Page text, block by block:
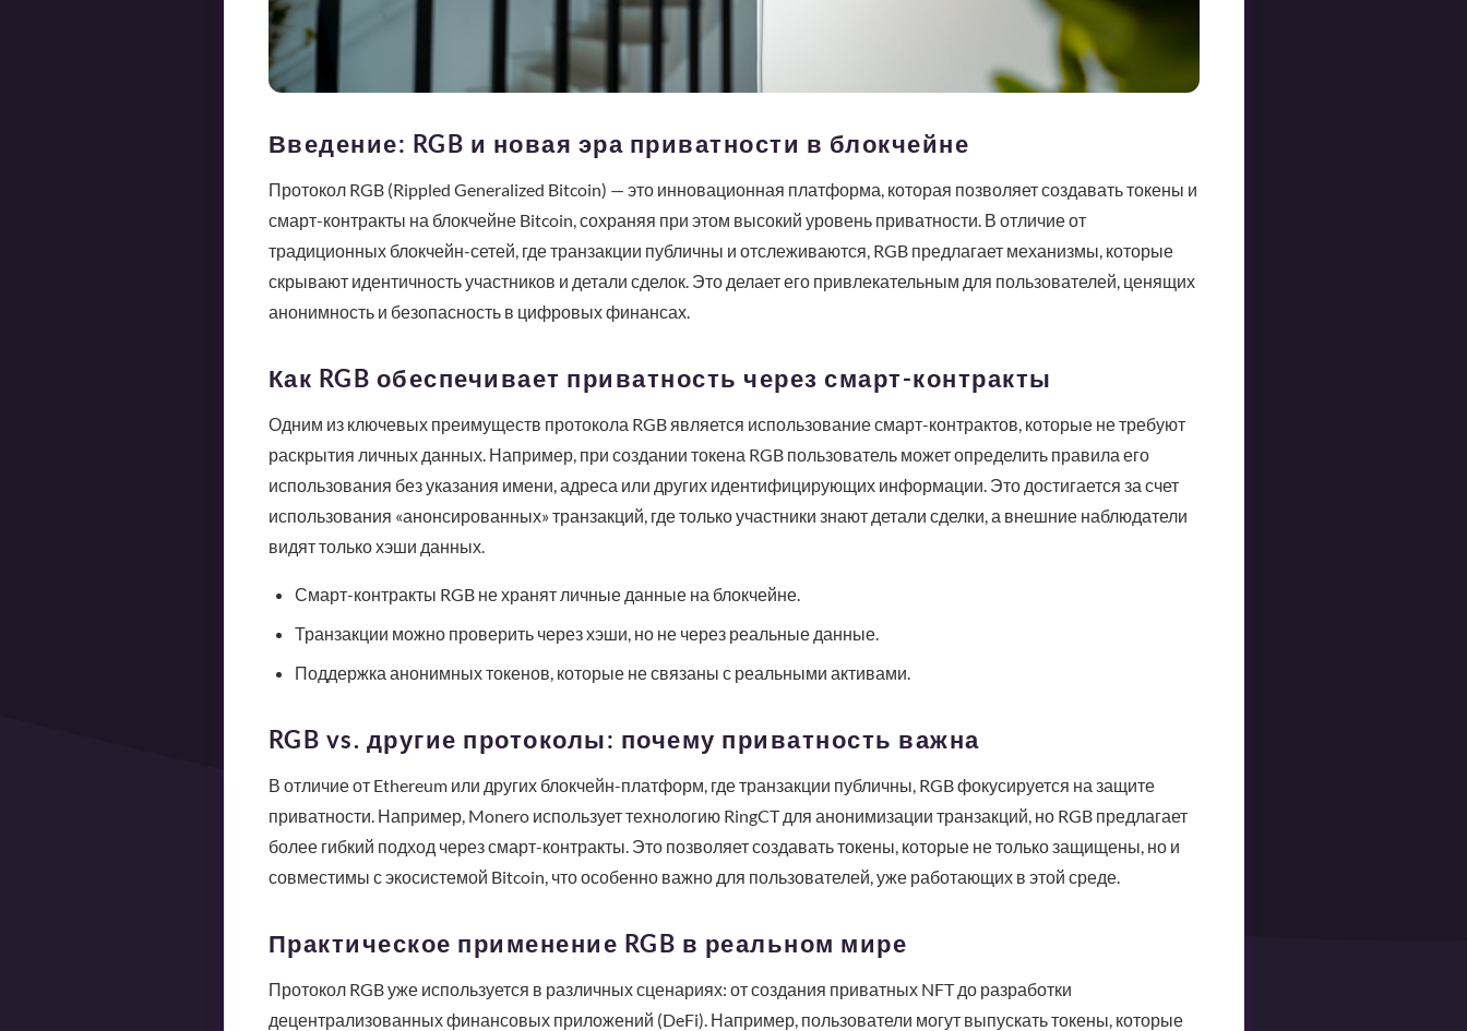
Введение: RGB и новая эра приватности в блокчейне
Протокол RGB (Rippled Generalized Bitcoin) — это инновационная платформа, которая позволяет создавать токены и
смарт-контракты на блокчейне Bitcoin, сохраняя при этом высокий уровень приватности. В отличие от
традиционных блокчейн-сетей, где транзакции публичны и отслеживаются, RGB предлагает механизмы, которые
скрывают идентичность участников и детали сделок. Это делает его привлекательным для пользователей, ценящих
анонимность и безопасность в цифровых финансах.
Как RGB обеспечивает приватность через смарт-контракты
Одним из ключевых преимуществ протокола RGB является использование смарт-контрактов, которые не требуют
раскрытия личных данных. Например, при создании токена RGB пользователь может определить правила его
использования без указания имени, адреса или других идентифицирующих информации. Это достигается за счет
использования «анонсированных» транзакций, где только участники знают детали сделки, а внешние наблюдатели
видят только хэши данных.
Смарт-контракты RGB не хранят личные данные на блокчейне.
Транзакции можно проверить через хэши, но не через реальные данные.
Поддержка анонимных токенов, которые не связаны с реальными активами.
RGB vs. другие протоколы: почему приватность важна
В отличие от Ethereum или других блокчейн-платформ, где транзакции публичны, RGB фокусируется на защите
приватности. Например, Monero использует технологию RingCT для анонимизации транзакций, но RGB предлагает
более гибкий подход через смарт-контракты. Это позволяет создавать токены, которые не только защищены, но и
совместимы с экосистемой Bitcoin, что особенно важно для пользователей, уже работающих в этой среде.
Практическое применение RGB в реальном мире
Протокол RGB уже используется в различных сценариях: от создания приватных NFT до разработки
децентрализованных финансовых приложений (DeFi). Например, пользователи могут выпускать токены, которые